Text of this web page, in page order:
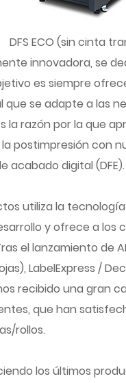
DFS ECO (sin cinta
innovadora, se
es siempre
se adapte a las
la razón por la que
postimpresión con
acabado digital (DFE).
utiliza la
y ofrece a los
el lanzamiento de
LabelExpress /
recibido una gran
que han
rollos.
los últimos